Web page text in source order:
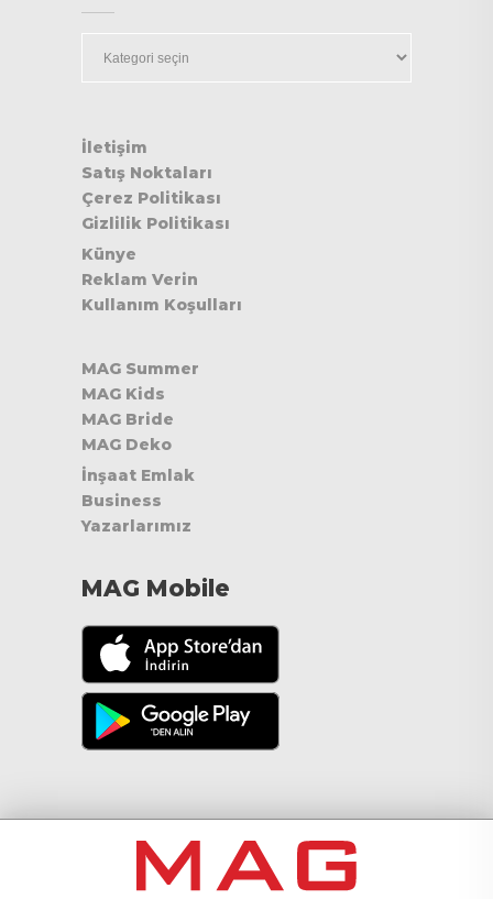
İletişim
Satış Noktaları
Çerez Politikası
Gizlilik Politikası
Künye
Reklam Verin
Kullanım Koşulları
MAG Summer
MAG Kids
MAG Bride
MAG Deko
İnşaat Emlak
Business
Yazarlarımız
MAG Mobile